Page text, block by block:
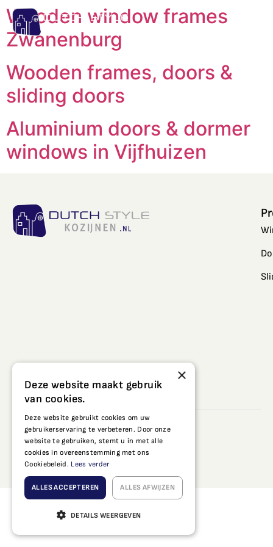
Wooden window frames
Zwanenburg
Wooden frames, doors &
sliding doors
Aluminium doors & dormer
windows in Vijfhuizen
© 2026 Dutch Style Kozijnen
General terms and conditions
Warranty & maintenance
×
Deze website maakt gebruik
van cookies.
Deze website gebruikt cookies om uw
gebruikerservaring te verbeteren. Door onze
website te gebruiken, stemt u in met alle
cookies in overeenstemming met ons
Cookiebeleid. Lees verder
ALLES ACCEPTEREN ALLES AFWIJZEN
DETAILS WEERGEVEN